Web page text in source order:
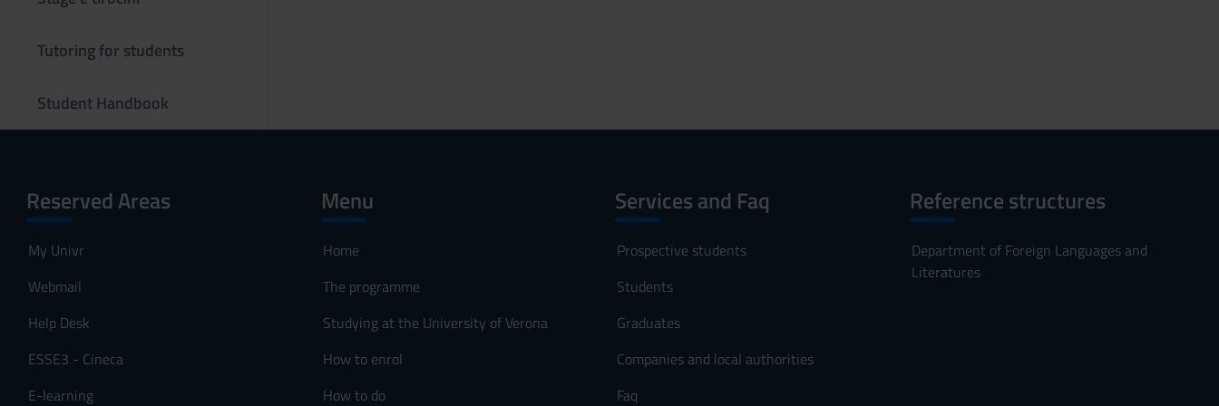
Tutoring for students
Student Handbook
Reserved Areas
My Univr
Webmail
Help Desk
ESSE3 - Cineca
E-learning
Menu
Home
The programme
Studying at the University of Verona
How to enrol
How to do
Services and Faq
Prospective students
Students
Graduates
Companies and local authorities
Faq
Reference structures
Department of Foreign Languages and
Literatures